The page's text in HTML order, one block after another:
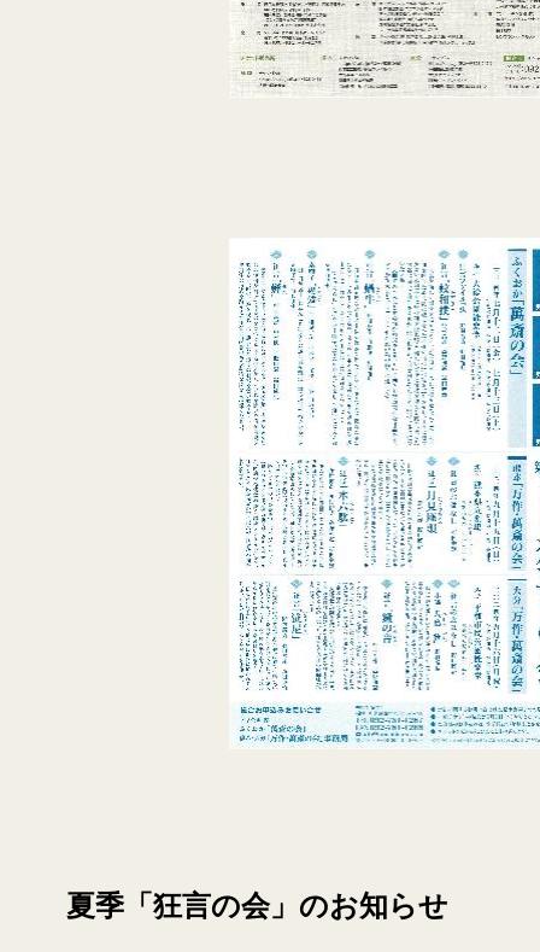
夏季「狂言の会」のお知らせ